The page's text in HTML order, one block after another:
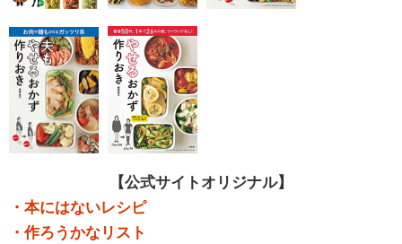
【公式サイトオリジナル】
・本にはないレシピ
・作ろうかなリスト